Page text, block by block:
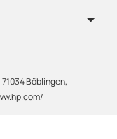
Böblingen,